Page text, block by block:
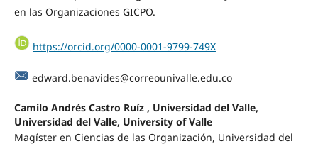
en las Organizaciones GICPO.
https://orcid.org/0000-0001-9799-749X
edward.benavides@correounivalle.edu.co
Camilo Andrés Castro Ruíz , Universidad del Valle,
Universidad del Valle, University of Valle
Magíster en Ciencias de las Organización, Universidad del